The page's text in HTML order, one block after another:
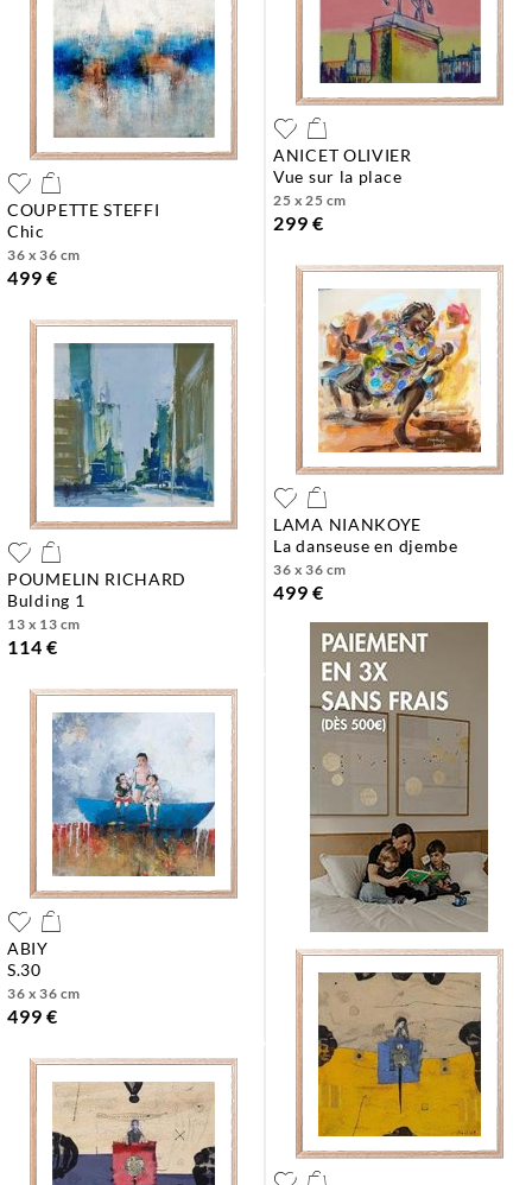
COUPETTE STEFFI
chic
36 x 36 cm
499 €
ANICET OLIVIER
vue sur la place
25 x 25 cm
299 €
POUMELIN RICHARD
bulding 1
13 x 13 cm
114 €
LAMA NIANKOYE
la danseuse en djembe
36 x 36 cm
499 €
ABIY
s.30
36 x 36 cm
499 €